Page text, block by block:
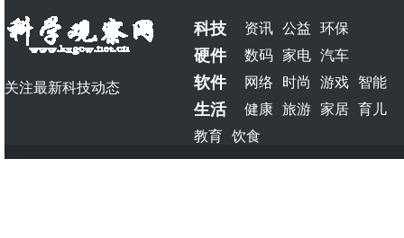
关注最新科技动态
科技 资讯 公益 环保
硬件 数码 家电 汽车
软件 网络 时尚 游戏 智能
生活 健康 旅游 家居 育儿
教育 饮食